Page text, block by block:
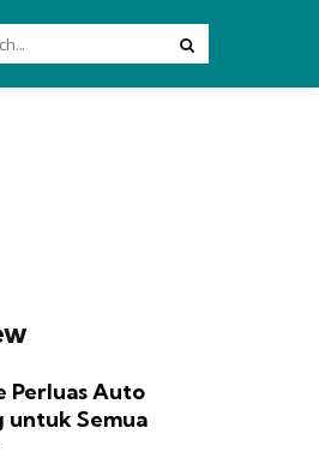
Perluas Auto
untuk Semua